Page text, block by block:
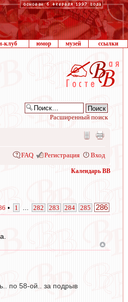
клуб юмор музей ссылки
Расширенный поиск
FAQ Регистрация Вход
Календарь ВВ
• 1 282 283 284 285 286
по 58-ой.. за подрыв